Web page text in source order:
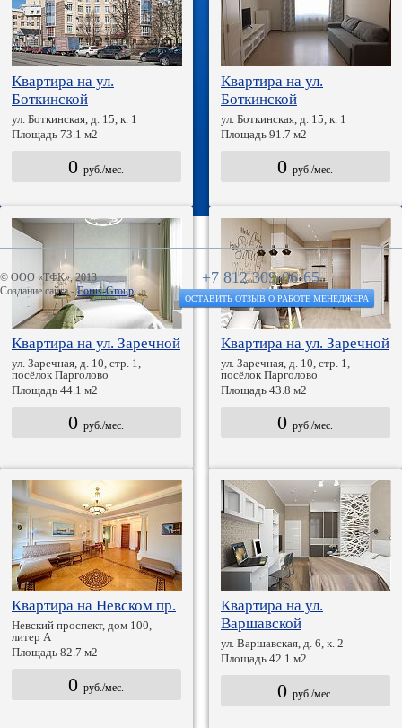
Квартира на ул.
Боткинской
ул. Боткинская, д. 15, к. 1
Площадь 73.1 м2
0руб./мес.
Квартира на ул.
Боткинской
ул. Боткинская, д. 15, к. 1
Площадь 91.7 м2
0руб./мес.
Квартира на ул. Заречной
ул. Заречная, д. 10, стр. 1,
посёлок Парголово
Площадь 44.1 м2
0руб./мес.
Квартира на ул. Заречной
ул. Заречная, д. 10, стр. 1,
посёлок Парголово
Площадь 43.8 м2
0руб./мес.
Квартира на Невском пр.
Невский проспект, дом 100,
литер А
Площадь 82.7 м2
0руб./мес.
Квартира на ул.
Варшавской
ул. Варшавская, д. 6, к. 2
Площадь 42.1 м2
0руб./мес.
© ООО «ТФК», 2013
Создание сайта -Forus-Group
+7 812 309-06-65
ОСТАВИТЬ ОТЗЫВ О РАБОТЕ МЕНЕДЖЕРА